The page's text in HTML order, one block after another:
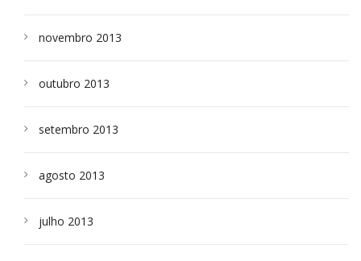
novembro 2013
outubro 2013
setembro 2013
agosto 2013
julho 2013